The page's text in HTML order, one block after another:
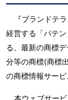
『ブランドテ
経営する「パテ
る、最新の商標
分等の商標(商標
の商標情報サービ